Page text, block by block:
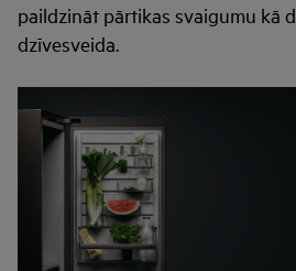
paildzināt pārtikas svaigumu kā
dzīvesveida.